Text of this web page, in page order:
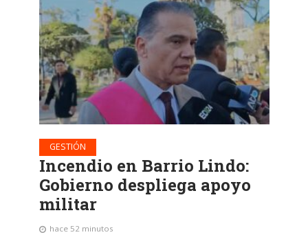
GESTIÓN
Incendio en Barrio Lindo:
Gobierno despliega apoyo
militar
hace 52 minutos